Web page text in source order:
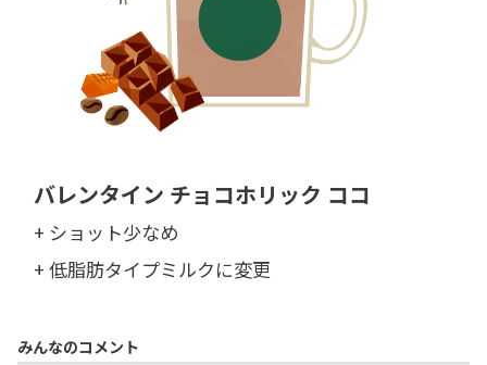
バレンタイン チョコホリック ココ
+ ショット少なめ
+ 低脂肪タイプミルクに変更
みんなのコメント